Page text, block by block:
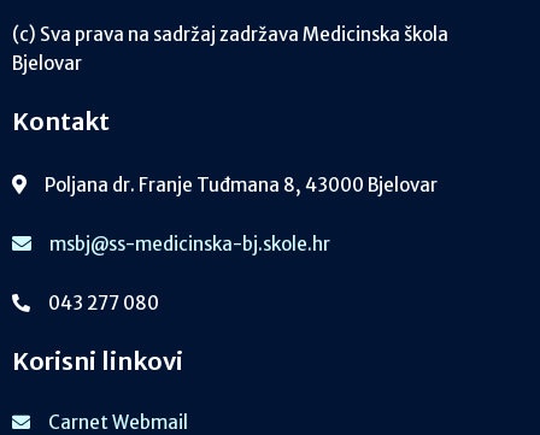
(c) Sva prava na sadržaj zadržava Medicinska škola
Bjelovar
Kontakt
Poljana dr. Franje Tuđmana 8, 43000 Bjelovar
msbj@ss-medicinska-bj.skole.hr
043 277 080
Korisni linkovi
Carnet Webmail